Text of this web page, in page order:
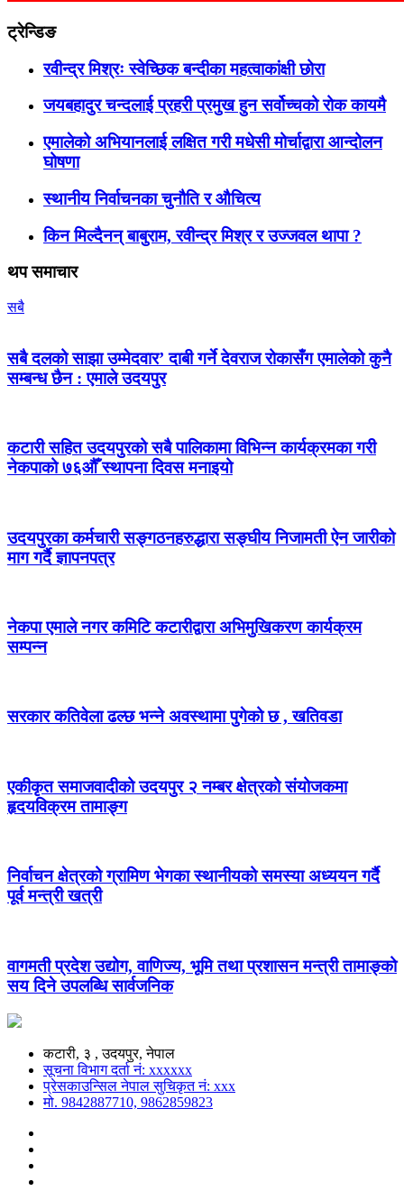
ट्रेन्डिङ
रवीन्द्र मिश्रः स्वेच्छिक बन्दीका महत्वाकांक्षी छोरा
जयबहादुर चन्दलाई प्रहरी प्रमुख हुन सर्वोच्चको रोक कायमै
एमालेको अभियानलाई लक्षित गरी मधेसी मोर्चाद्वारा आन्दोलन
घोषणा
स्थानीय निर्वाचनका चुनौति र औचित्य
किन मिल्दैनन् बाबुराम, रवीन्द्र मिश्र र उज्जवल थापा ?
थप समाचार
सबै
सबै दलको साझा उम्मेदवार’ दाबी गर्ने देवराज रोकासँग एमालेको कुनै
सम्बन्ध छैन : एमाले उदयपुर
कटारी सहित उदयपुरको सबै पालिकामा विभिन्न कार्यक्रमका गरी
नेकपाको ७६औँ स्थापना दिवस मनाइयो
उदयपुरका कर्मचारी सङ्गठनहरुद्धारा सङ्घीय निजामती ऐन जारीको
माग गर्दै ज्ञापनपत्र
नेकपा एमाले नगर कमिटि कटारीद्वारा अभिमुखिकरण कार्यक्रम
सम्पन्न
सरकार कतिवेला ढल्छ भन्ने अवस्थामा पुगेको छ , खतिवडा
एकीकृत समाजवादीको उदयपुर २ नम्बर क्षेत्रको संयोजकमा
हृदयविक्रम तामाङ्ग
निर्वाचन क्षेत्रको ग्रामिण भेगका स्थानीयको समस्या अध्ययन गर्दै
पूर्व मन्त्री खत्री
वागमती प्रदेश उद्योग, वाणिज्य, भूमि तथा प्रशासन मन्त्री तामाङ्को
सय दिने उपलब्धि सार्वजनिक
कटारी, ३ , उदयपुर, नेपाल
सूचना विभाग दर्ता नं: xxxxxx
प्रेसकाउन्सिल नेपाल सुचिकृत नं: xxx
मो. 9842887710, 9862859823